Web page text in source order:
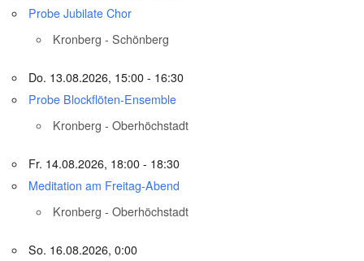
Probe Jubilate Chor
Kronberg - Schönberg
Do. 13.08.2026, 15:00 - 16:30
Probe Blockflöten-Ensemble
Kronberg - Oberhöchstadt
Fr. 14.08.2026, 18:00 - 18:30
Meditation am Freitag-Abend
Kronberg - Oberhöchstadt
So. 16.08.2026, 0:00